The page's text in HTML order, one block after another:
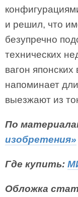
и решил, что
безупречно
технических
вагон
напоминает
выезжают из
По
изобретения»
Где купить:
Обложка